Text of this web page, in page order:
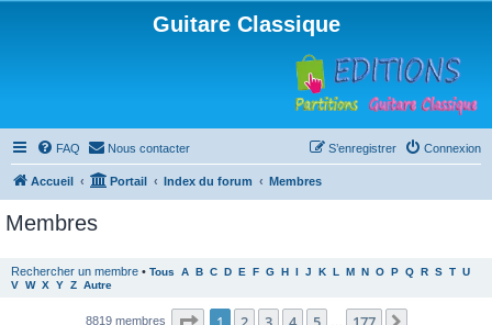
Guitare Classique
FAQ Nous contacter Connexion
S’enregistrer
Accueil Portail Index du forum Membres
Membres
Rechercher un membre • Tous A B C D E F G H I J K L M N O P Q R S T U
V W X Y Z Autre
8819 membres Page 1sur177